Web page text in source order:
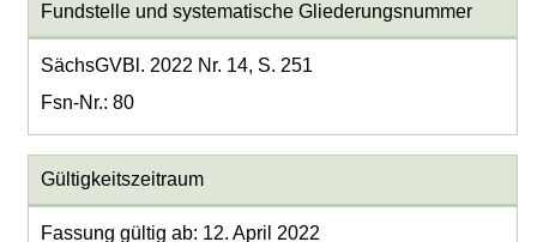
Fundstelle und systematische Gliederungsnummer
SächsGVBl. 2022 Nr. 14, S. 251
Fsn-Nr.: 80
Gültigkeitszeitraum
Fassung gültig ab: 12. April 2022